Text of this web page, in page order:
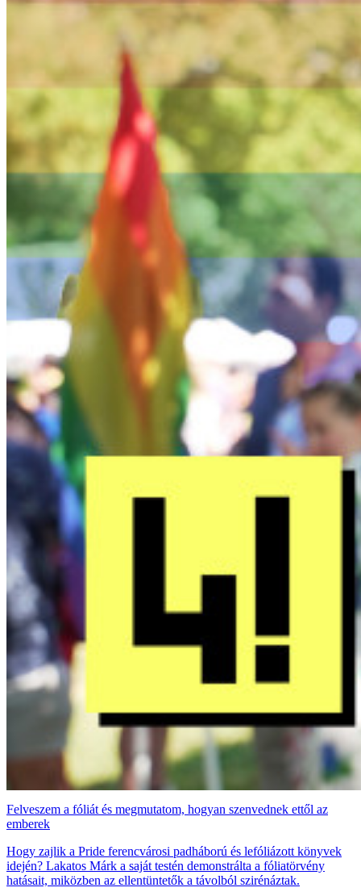
Felveszem a fóliát és megmutatom, hogyan szenvednek ettől az
emberek
Hogy zajlik a Pride ferencvárosi padháború és lefóliázott könyvek
idején? Lakatos Márk a saját testén demonstrálta a fóliatörvény
hatásait, miközben az ellentüntetők a távolból szirénáztak.